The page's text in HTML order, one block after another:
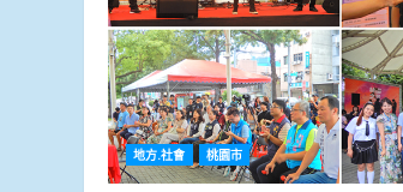
地方.社會 桃園市